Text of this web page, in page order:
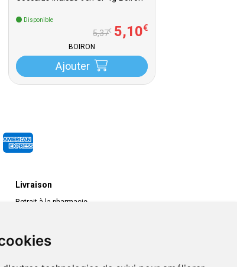
Disponible
5,37€ 5,10€
BOIRON
Ajouter
Livraison
Retrait à la pharmacie
Livraison dans un Point Relais